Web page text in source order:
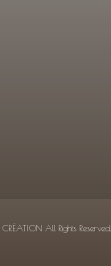
All Rights Reserved.